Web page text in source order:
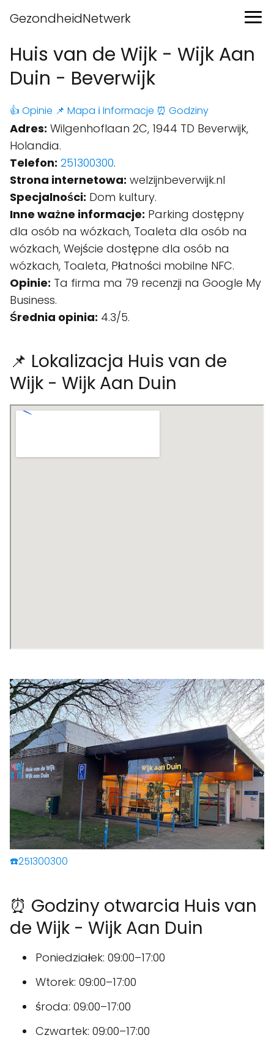
GezondheidNetwerk
Huis van de Wijk - Wijk Aan
Duin - Beverwijk
👍 Opinie 📌 Mapa ℹ️ Informacje ⏰ Godziny
Adres: Wilgenhoflaan 2C, 1944 TD Beverwijk,
Holandia.
Telefon: 251300300.
Strona internetowa: welzijnbeverwijk.nl
Specjalności: Dom kultury.
Inne ważne informacje: Parking dostępny
dla osób na wózkach, Toaleta dla osób na
wózkach, Wejście dostępne dla osób na
wózkach, Toaleta, Płatności mobilne NFC.
Opinie: Ta firma ma 79 recenzji na Google My
Business.
Średnia opinia: 4.3/5.
📌 Lokalizacja Huis van de
Wijk - Wijk Aan Duin
☎️251300300
⏰ Godziny otwarcia Huis van
de Wijk - Wijk Aan Duin
Poniedziałek: 09:00–17:00
Wtorek: 09:00–17:00
środa: 09:00–17:00
Czwartek: 09:00–17:00